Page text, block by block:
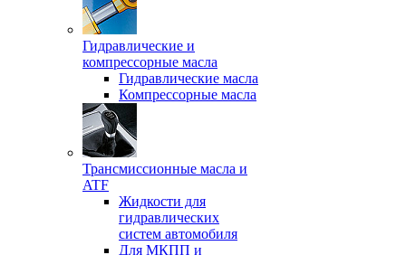
Гидравлические и
компрессорные масла
Гидравлические масла
Компрессорные масла
Трансмиссионные масла и
ATF
Жидкости для
гидравлических
систем автомобиля
Для МКПП и